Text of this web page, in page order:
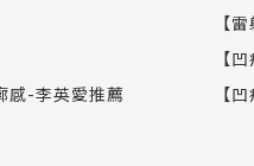
感-李英愛推薦
【
【
【